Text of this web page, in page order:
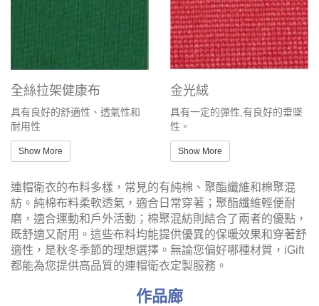
全絲拉架健康布
具有良好的舒適性、透氣性和
耐用性
Show More
金光絨
具有一定的彈性,有良好的垂墜
性。
Show More
連帽衛衣的布料多樣，常見的有純棉、聚酯纖維和棉聚混
紡。純棉布料柔軟透氣，適合日常穿著；聚酯纖維輕便耐
磨，適合運動和戶外活動；棉聚混紡則結合了兩者的優點，
既舒適又耐用。這些布料均能提供優異的保暖效果和穿著舒
適性，是秋冬季節的理想選擇。無論您偏好哪種材質，iGift
都能為您提供高品質的連帽衛衣定製服務。
作品廊